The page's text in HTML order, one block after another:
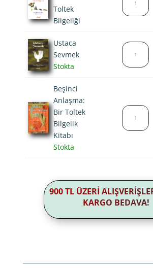
Toltek
Bilgeliği
Ustaca
Sevmek
Stokta
Beşinci
Anlaşma:
Bir Toltek
Bilgelik
Kitabı
Stokta
900 TL ÜZERİ
KARGO BEDAVA!